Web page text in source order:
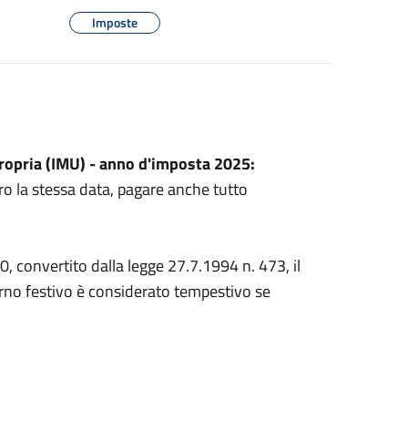
Imposte
(IMU) - anno d'imposta 2025:
la stessa data, pagare anche tutto
convertito dalla legge 27.7.1994 n. 473, il
festivo è considerato tempestivo se